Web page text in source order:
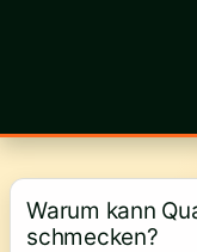
Warum kann
schmecken?